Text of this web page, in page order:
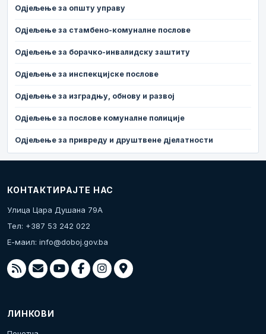
Одјељење за општу управу
Одјељење за стамбено-комуналне послове
Одјељење за борачко-инвалидску заштиту
Одјељење за инспекцијске послове
Одјељење за изградњу, обнову и развој
Одјељење за послове комуналне полиције
Одјељење за привреду и друштвене дјелатности
КОНТАКТИРАЈТЕ НАС
Улица Цара Душана 79А
Тел: +387 53 242 022
Е-маил: info@doboj.gov.ba
ЛИНКОВИ